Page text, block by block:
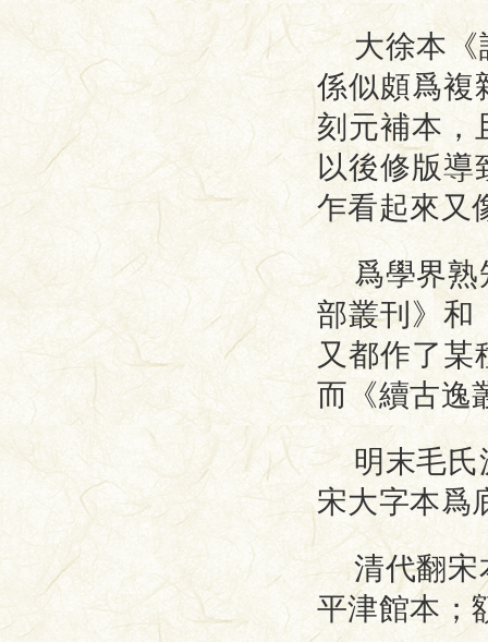
大徐本
係似頗爲複
刻元補本，
以後修版導
乍看起來又
爲學界
部叢刊》和
又都作了
而《續古逸
明末毛
宋大字本爲
清代翻
平津館本；